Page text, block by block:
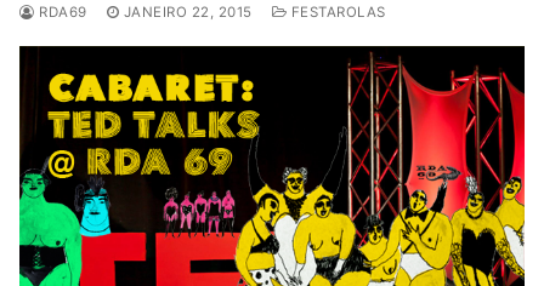
RDA69 JANEIRO 22, 2015 FESTAROLAS